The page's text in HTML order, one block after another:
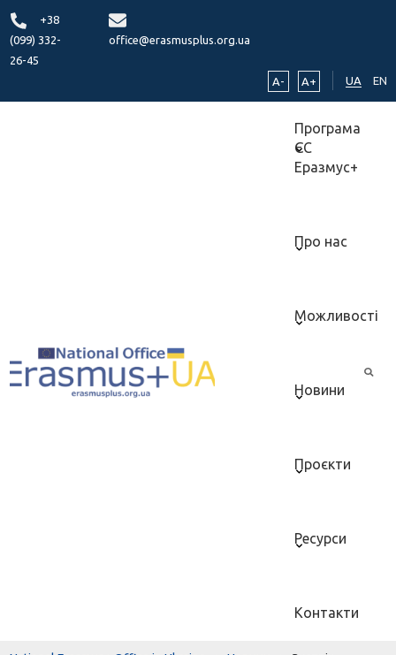
+38
(099) 332-
26-45
office@erasmusplus.org.ua
A- A+ UA EN
Програма
ЄС
Еразмус+
Про нас
Можливості
Новини
Проєкти
Ресурси
Контакти